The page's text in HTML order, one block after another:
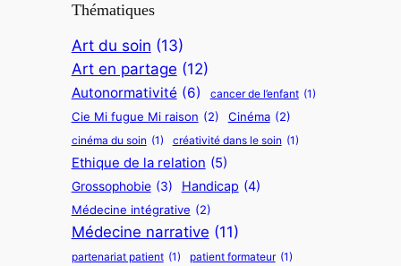
Thématiques
Art du soin (13)
Art en partage (12)
Autonormativité (6) cancer de l’enfant (1)
Cie Mi fugue Mi raison (2) Cinéma (2)
cinéma du soin (1) créativité dans le soin (1)
Ethique de la relation (5)
Grossophobie (3) Handicap (4)
Médecine intégrative (2)
Médecine narrative (11)
partenariat patient (1) patient formateur (1)